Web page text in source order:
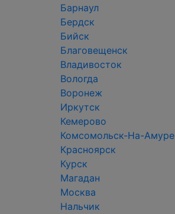
Барнаул
Бердск
Бийск
Благовещенск
Владивосток
Вологда
Воронеж
Иркутск
Кемерово
Комсомольск-На-Амуре
Красноярск
Курск
Магадан
Москва
Нальчик